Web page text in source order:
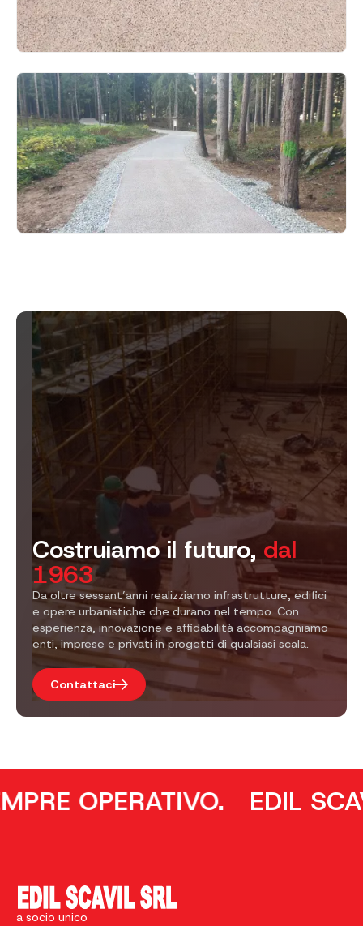
Costruiamo il futuro, dal
1963
Da oltre sessant’anni realizziamo infrastrutture, edifici
e opere urbanistiche che durano nel tempo. Con
esperienza, innovazione e affidabilità accompagniamo
enti, imprese e privati in progetti di qualsiasi scala.
Contattaci
EDIL SCAVIL: UN
a socio unico